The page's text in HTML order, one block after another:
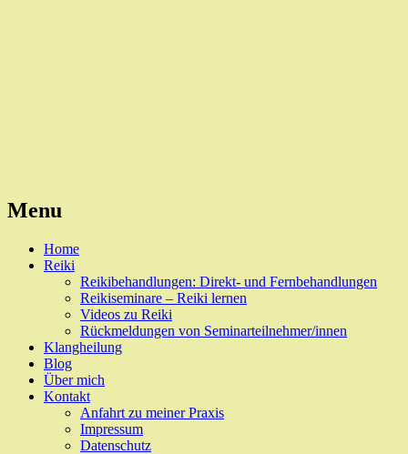
Menu
Skip
Home
Reiki
Reikibehandlungen: Direkt- und Fernbehandlungen
Reikiseminare – Reiki lernen
Videos zu Reiki
Rückmeldungen von Seminarteilnehmer/innen
Klangheilung
Blog
Über mich
Kontakt
Anfahrt zu meiner Praxis
Impressum
Datenschutz